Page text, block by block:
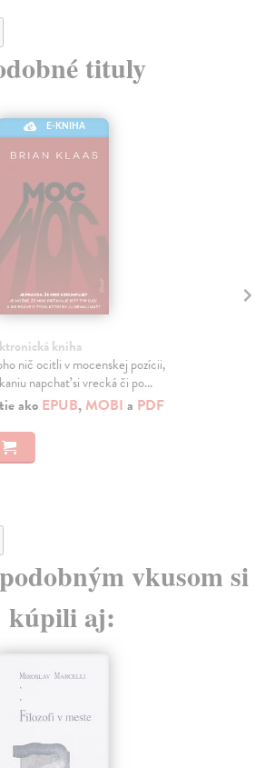
tituly
E-KNIHA
břiše
kniha
výborem nejdůležitějších textů,
období. Východiskem Tesař...
ako EPUB, MOBI a PDF
vkusom si
kúpili aj: